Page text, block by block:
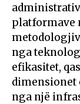
platformave
nga
efikasitet,
dimensionet
nga një